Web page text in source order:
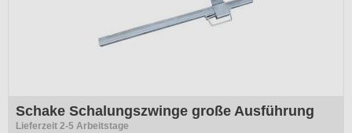
Schake Schalungszwinge große Ausführung
Lieferzeit 2-5 Arbeitstage